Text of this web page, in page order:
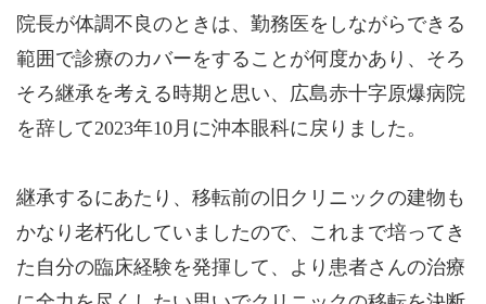
院長が体調不良のときは、勤務医をしながらできる
範囲で診療のカバーをすることが何度かあり、そろ
そろ継承を考える時期と思い、広島赤十字原爆病院
を辞して2023年10月に沖本眼科に戻りました。
継承するにあたり、移転前の旧クリニックの建物も
かなり老朽化していましたので、これまで培ってき
た自分の臨床経験を発揮して、より患者さんの治療